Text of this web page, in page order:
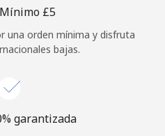
⁦£5⁩
una orden mínima y disfruta
bajas.
garantizada